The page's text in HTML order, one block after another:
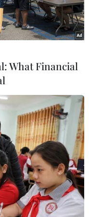
14/6, nắng nóng gay
cả nước, nguy cơ cháy
ảnh: TTXVN)
lâm (Bộ Nông
What Financial